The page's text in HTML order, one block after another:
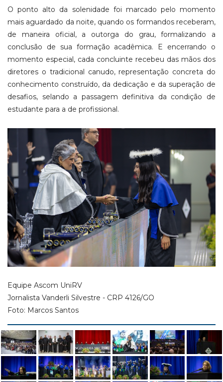
O ponto alto da solenidade foi marcado pelo momento
mais aguardado da noite, quando os formandos receberam,
de maneira oficial, a outorga do grau, formalizando a
conclusão de sua formação acadêmica. E encerrando o
momento especial, cada concluinte recebeu das mãos dos
diretores o tradicional canudo, representação concreta do
conhecimento construído, da dedicação e da superação de
desafios, selando a passagem definitiva da condição de
estudante para a de profissional.
Equipe Ascom UniRV
Jornalista Vanderli Silvestre - CRP 4126/GO
Foto: Marcos Santos